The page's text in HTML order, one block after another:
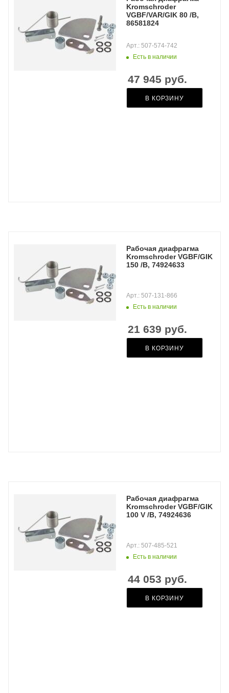
Kromschroder
VGBF/VAR/GIK 80 /B,
86581824
Есть в наличии
Арт.: 507-574-742
47 945 руб.
В КОРЗИНУ
Рабочая диафрагма
Kromschroder VGBF/GIK
150 /B, 74924633
Есть в наличии
Арт.: 507-131-866
21 639 руб.
В КОРЗИНУ
Рабочая диафрагма
Kromschroder VGBF/GIK
100 V /B, 74924636
Есть в наличии
Арт.: 507-485-521
44 053 руб.
В КОРЗИНУ